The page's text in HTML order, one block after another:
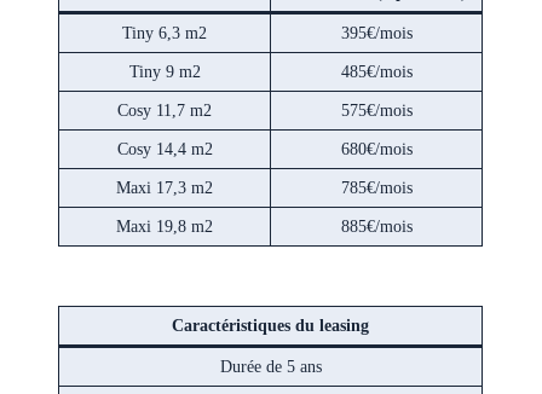
Tiny 6,3 m2
395€/mois
Tiny 9 m2
485€/mois
Cosy 11,7 m2
575€/mois
Cosy 14,4 m2
680€/mois
Maxi 17,3 m2
785€/mois
Maxi 19,8 m2
885€/mois
Caractéristiques du leasing
Durée de 5 ans